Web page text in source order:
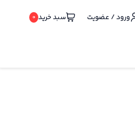
ورود / عضویت سبد خرید 0